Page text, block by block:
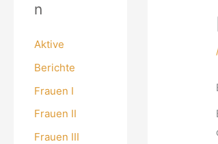
n
Aktive
Berichte
Frauen I
Frauen II
Frauen III